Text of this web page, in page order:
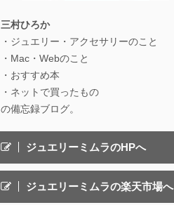
三村ひろか
・ジュエリー・アクセサリーのこと
・Mac・Webのこと
・おすすめ本
・ネットで買ったもの
の備忘録ブログ。
ジュエリーミムラのHPへ
ジュエリーミムラの楽天市場へ